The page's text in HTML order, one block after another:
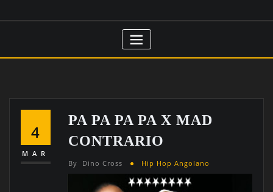
4
MAR
PA PA PA PA X MAD
CONTRARIO
By Dino Cross Hip Hop Angolano